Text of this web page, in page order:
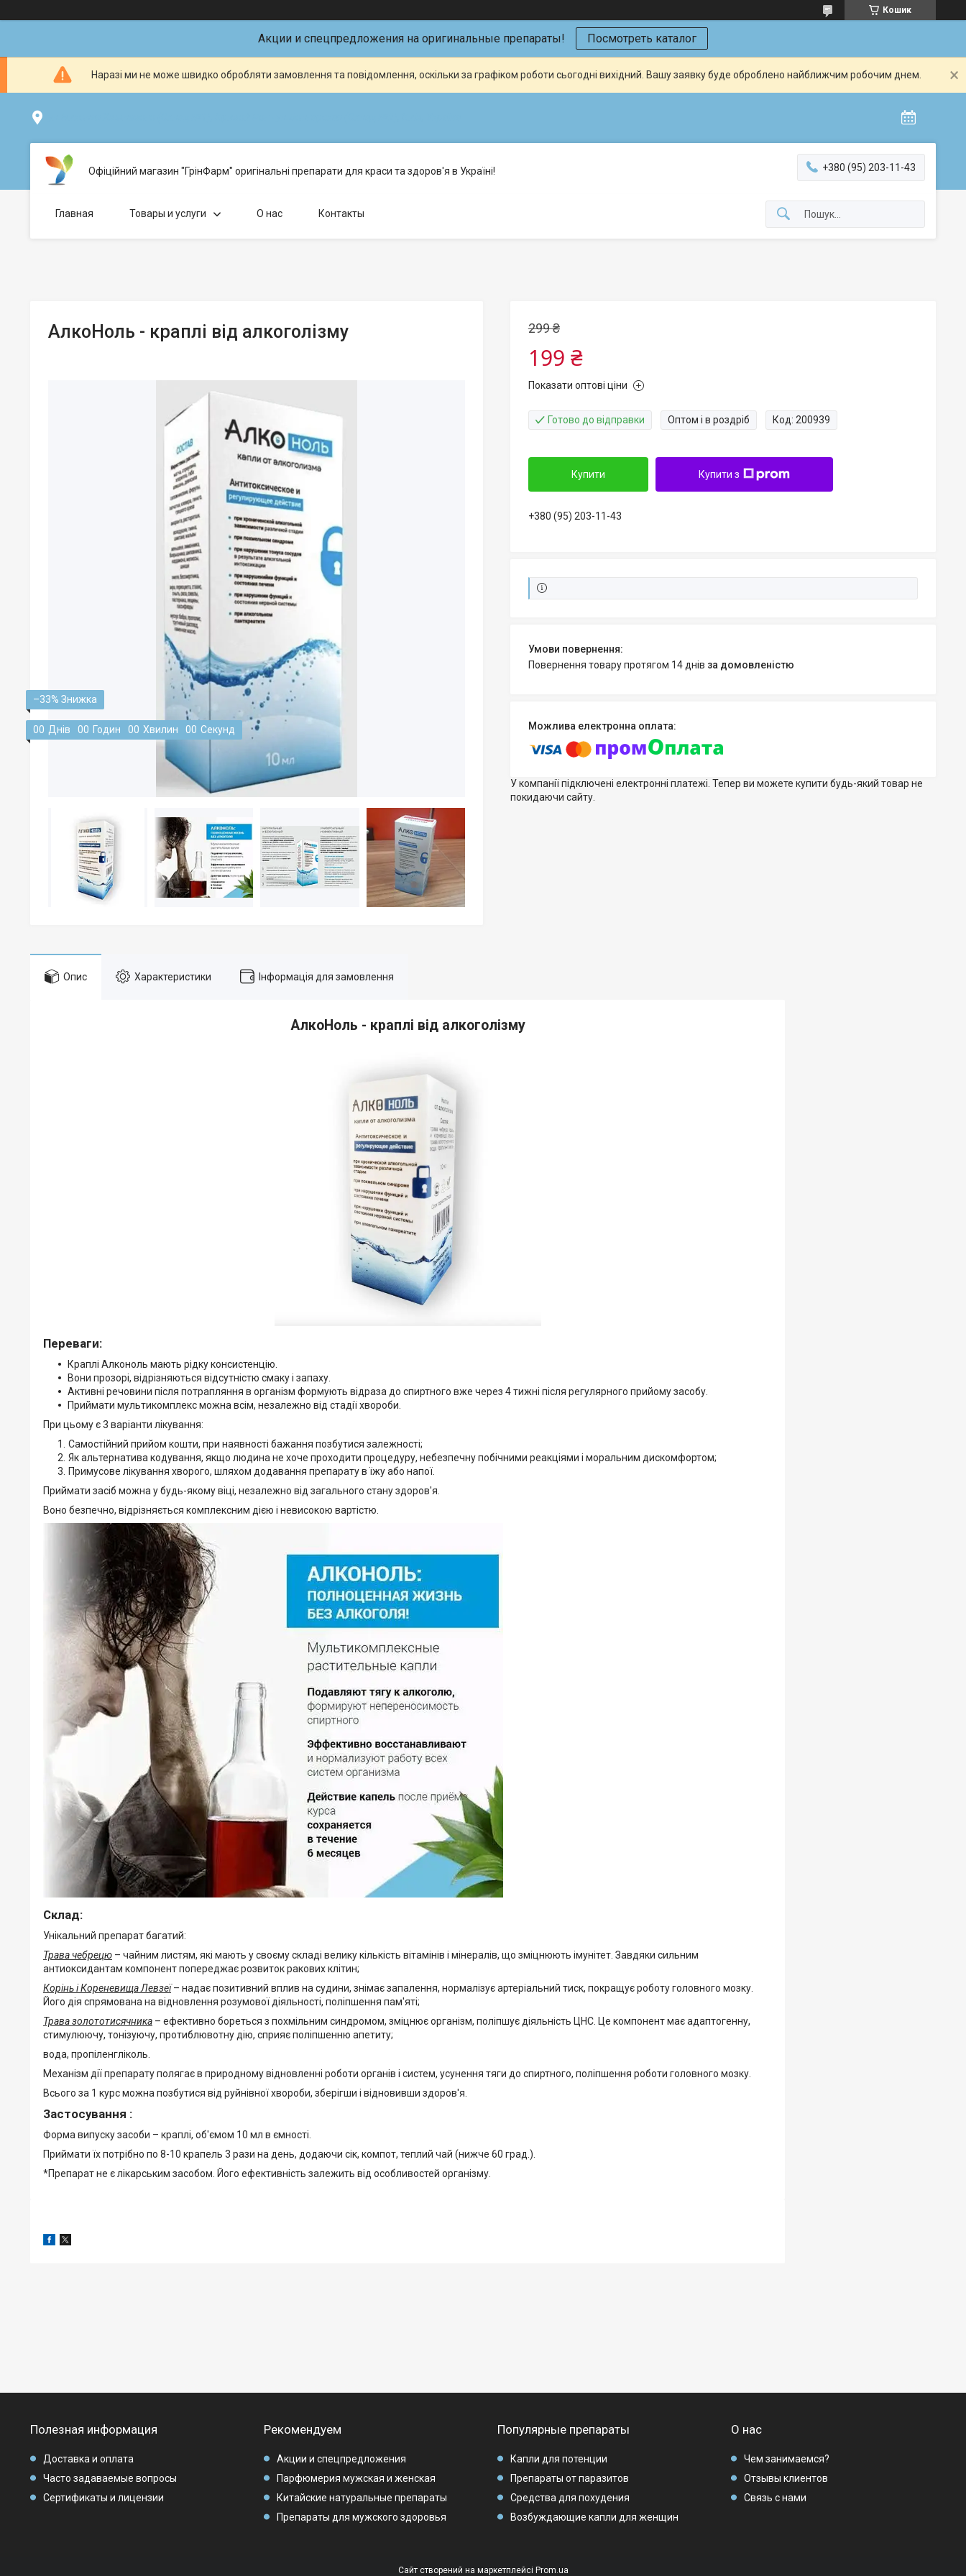
Кошик
Акции и спецпредложения на оригинальные препараты! Посмотреть каталог
Наразі ми не може швидко обробляти замовлення та повідомлення, оскільки за графіком роботи сьогодні вихідний. Вашу заявку буде оброблено найближчим робочим днем.
Офіційний магазин "ГрінФарм" оригінальні препарати для краси та здоров'я в Україні! +380 (95) 203-11-43
Главная Товары и услуги О нас Контакты
АлкоНоль - краплі від алкоголізму
–33%
00 Днів 00 Годин 00 Хвилин 00 Секунд
299 ₴
199 ₴
Показати оптові ціни
Готово до відправки Оптом і в роздріб Код: 200939
Купити Купити з
+380 (95) 203-11-43
повернення товару протягом 14 днів за домовленістю
У компанії підключені електронні платежі. Тепер ви можете купити будь-який товар не
покидаючи сайту.
Опис Характеристики Інформація для замовлення
АлкоНоль - краплі від алкоголізму
Переваги:
Краплі Алконоль мають рідку консистенцію.
Вони прозорі, відрізняються відсутністю смаку і запаху.
Активні речовини після потрапляння в організм формують відраза до спиртного вже через 4 тижні після регулярного прийому засобу.
Приймати мультикомплекс можна всім, незалежно від стадії хвороби.
При цьому є 3 варіанти лікування:
Самостійний прийом кошти, при наявності бажання позбутися залежності;
Як альтернатива кодування, якщо людина не хоче проходити процедуру, небезпечну побічними реакціями і моральним дискомфортом;
Примусове лікування хворого, шляхом додавання препарату в їжу або напої.
Приймати засіб можна у будь-якому віці, незалежно від загального стану здоров'я.
Воно безпечно, відрізняється комплексним дією і невисокою вартістю.
Склад:
Унікальний препарат багатий:
Трава чебрецю – чайним листям, які мають у своєму складі велику кількість вітамінів і мінералів, що зміцнюють імунітет. Завдяки сильним
антиоксидантам компонент попереджає розвиток ракових клітин;
Корінь і Кореневища Левзеї– надає позитивний вплив на судини, знімає запалення, нормалізує артеріальний тиск, покращує роботу головного мозку.
Його дія спрямована на відновлення розумової діяльності, поліпшення пам'яті;
Трава золототисячника – ефективно бореться з похмільним синдромом, зміцнює організм, поліпшує діяльність ЦНС. Це компонент має адаптогенну,
стимулюючу, тонізуючу, протиблювотну дію, сприяє поліпшенню апетиту;
вода, пропіленгліколь.
Механізм дії препарату полягає в природному відновленні роботи органів і систем, усунення тяги до спиртного, поліпшення роботи головного мозку.
Всього за 1 курс можна позбутися від руйнівної хвороби, зберігши і відновивши здоров'я.
Застосування :
Форма випуску засоби – краплі, об'ємом 10 мл в ємності.
Приймати їх потрібно по 8-10 крапель 3 рази на день, додаючи сік, компот, теплий чай (нижче 60 град.).
*Препарат не є лікарським засобом. Його ефективність залежить від особливостей організму.
Полезная информация
Доставка и оплата
Часто задаваемые вопросы
Сертификаты и лицензии
Рекомендуем
Акции и спецпредложения
Парфюмерия мужская и женская
Китайские натуральные препараты
Препараты для мужского здоровья
Популярные препараты
Капли для потенции
Препараты от паразитов
Средства для похудения
Возбуждающие капли для женщин
О нас
Чем занимаемся?
Отзывы клиентов
Связь с нами
Сайт створений на маркетплейсі Prom.ua